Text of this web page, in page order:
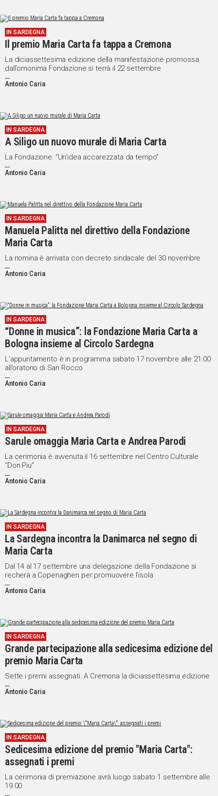
IN SARDEGNA
Il premio Maria Carta fa tappa a Cremona
La diciassettesima edizione della manifestazione promossa
dall’omonima Fondazione si terrà il 22 settembre
Antonio Caria
IN SARDEGNA
A Siligo un nuovo murale di Maria Carta
La Fondazione: “Un’idea accarezzata da tempo”
Antonio Caria
IN SARDEGNA
Manuela Palitta nel direttivo della Fondazione
Maria Carta
La nomina è arrivata con decreto sindacale del 30 novembre
Antonio Caria
IN SARDEGNA
“Donne in musica”: la Fondazione Maria Carta a
Bologna insieme al Circolo Sardegna
L’appuntamento è in programma sabato 17 novembre alle 21.00
all’oratorio di San Rocco
Antonio Caria
IN SARDEGNA
Sarule omaggia Maria Carta e Andrea Parodi
La cerimonia è avvenuta il 16 settembre nel Centro Culturale
“Don Piu”
Antonio Caria
IN SARDEGNA
La Sardegna incontra la Danimarca nel segno di
Maria Carta
Dal 14 al 17 settembre una delegazione della Fondazione si
recherà a Copenaghen per promuovere l’isola
Antonio Caria
IN SARDEGNA
Grande partecipazione alla sedicesima edizione del
premio Maria Carta
Sette i premi assegnati. A Cremona la diciassettesima edizione
Antonio Caria
IN SARDEGNA
Sedicesima edizione del premio "Maria Carta":
assegnati i premi
La cerimonia di premiazione avrà luogo sabato 1 settembre alle
19.00